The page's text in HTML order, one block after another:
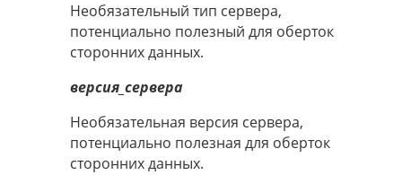
Необязательный тип сервера,
потенциально полезный для оберток
сторонних данных.
версия_сервера
Необязательная версия сервера,
потенциально полезная для оберток
сторонних данных.